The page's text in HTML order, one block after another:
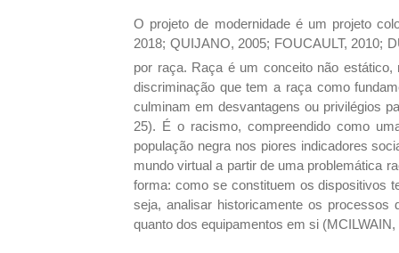
O projeto de modernidade é um projeto
2018; QUIJANO, 2005; FOUCAULT, 2010;
por raça. Raça é um conceito não estático,
discriminação que tem a raça como
culminam em desvantagens ou privilégios
25). É o racismo, compreendido como
população negra nos piores indicadores
mundo virtual a partir de uma problemática
forma: como se constituem os dispositivos
seja, analisar historicamente os processos
quanto dos equipamentos em si (MCILWAIN,